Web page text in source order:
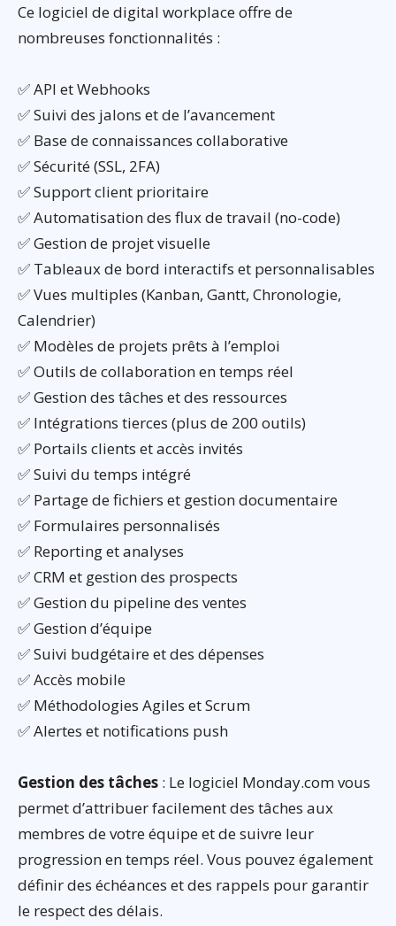
Ce logiciel de digital workplace offre de
nombreuses fonctionnalités :
✅ API et Webhooks
✅ Suivi des jalons et de l’avancement
✅ Base de connaissances collaborative
✅ Sécurité (SSL, 2FA)
✅ Support client prioritaire
✅ Automatisation des flux de travail (no-code)
✅ Gestion de projet visuelle
✅ Tableaux de bord interactifs et personnalisables
✅ Vues multiples (Kanban, Gantt, Chronologie,
Calendrier)
✅ Modèles de projets prêts à l’emploi
✅ Outils de collaboration en temps réel
✅ Gestion des tâches et des ressources
✅ Intégrations tierces (plus de 200 outils)
✅ Portails clients et accès invités
✅ Suivi du temps intégré
✅ Partage de fichiers et gestion documentaire
✅ Formulaires personnalisés
✅ Reporting et analyses
✅ CRM et gestion des prospects
✅ Gestion du pipeline des ventes
✅ Gestion d’équipe
✅ Suivi budgétaire et des dépenses
✅ Accès mobile
✅ Méthodologies Agiles et Scrum
✅ Alertes et notifications push
Gestion des tâches : Le logiciel Monday.com vous
permet d’attribuer facilement des tâches aux
membres de votre équipe et de suivre leur
progression en temps réel. Vous pouvez également
définir des échéances et des rappels pour garantir
le respect des délais.